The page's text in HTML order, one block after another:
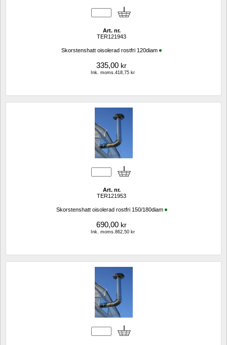
Art. nr.
TER121943
Skorstenshatt oisolerad rostfri 120diam
335,00 kr
Ink. moms.418,75 kr
Art. nr.
TER121953
Skorstenshatt oisolerad rostfri 150/180diam
690,00 kr
Ink. moms.862,50 kr